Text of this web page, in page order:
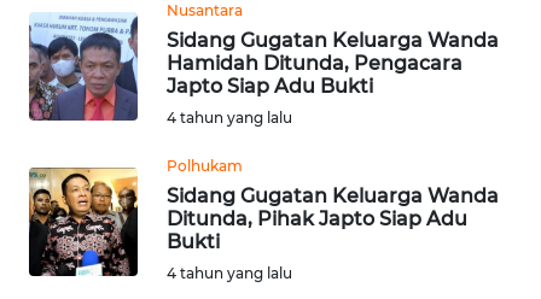
Nusantara
Sidang Gugatan Keluarga Wanda
Hamidah Ditunda, Pengacara
Japto Siap Adu Bukti
4 tahun yang lalu
Polhukam
Sidang Gugatan Keluarga Wanda
Ditunda, Pihak Japto Siap Adu
Bukti
4 tahun yang lalu
WN
RIAU
WN
WN
JAMBI